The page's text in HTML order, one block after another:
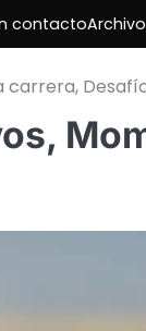
contacto
carrera,